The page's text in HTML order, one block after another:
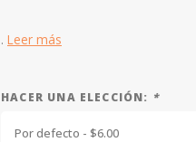
. Leer más
HACER UNA ELECCIÓN: *
Por defecto - $6.00